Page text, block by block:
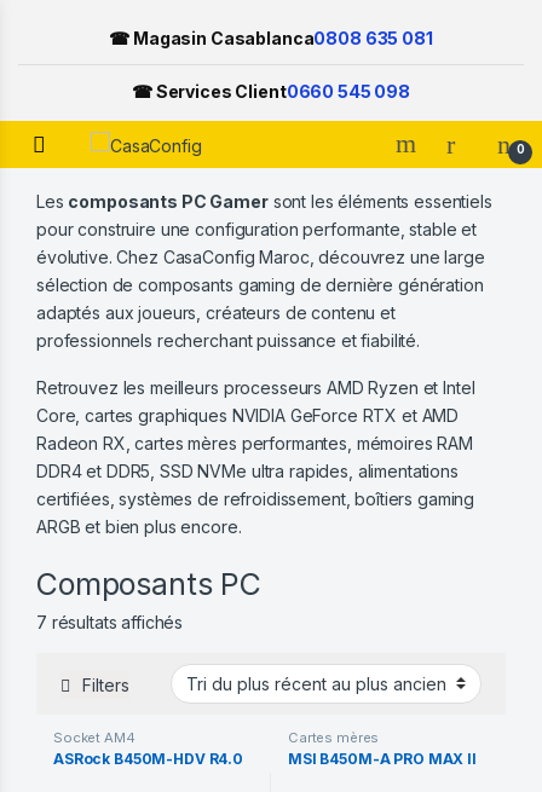
☎ Magasin Casablanca0808 635 081
☎ Services Client0660 545 098
Open 0
Les composants PC Gamersont les éléments essentiels
pour construire une configuration performante, stable et
évolutive. Chez CasaConfig Maroc, découvrez une large
sélection de composants gaming de dernière génération
adaptés aux joueurs, créateurs de contenu et
professionnels recherchant puissance et fiabilité.
Retrouvez les meilleurs processeurs AMD Ryzen et Intel
Core, cartes graphiques NVIDIA GeForce RTX et AMD
Radeon RX, cartes mères performantes, mémoires RAM
DDR4 et DDR5, SSD NVMe ultra rapides, alimentations
certifiées, systèmes de refroidissement, boîtiers gaming
ARGB et bien plus encore.
Composants PC
7 résultats affichés
Filters
Socket AM4
ASRock B450M-HDV R4.0
Cartes mères
MSI B450M-A PRO MAX II